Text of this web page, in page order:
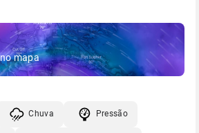
mapa
Chuva Pressão